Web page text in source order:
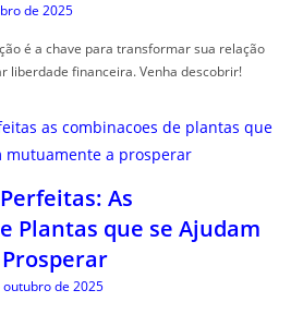
de 2025
é a chave para transformar sua relação
liberdade financeira. Venha descobrir!
As
Plantas que se Ajudam
outubro de 2025